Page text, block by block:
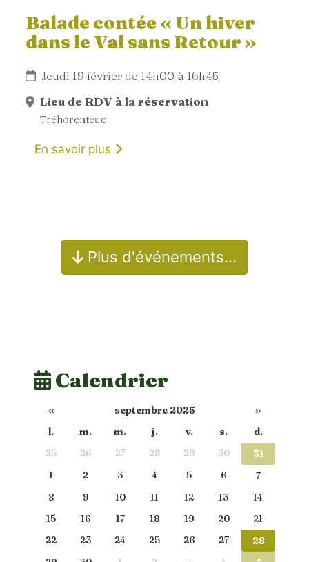
Balade contée « Un hiver
dans le Val sans Retour »
Jeudi 19 février de 14h00 à 16h45
Lieu de RDV à la réservation
Tréhorenteuc
En savoir plus
Plus d'événements…
Calendrier
« septembre 2025
»
l.
m. m. j. v. s.
d.
25
26 27 28 29 30
31
1
2 3 4 5 6
7
8
9 10 11 12 13
14
15
16 17 18 19 20
21
22
23 24 25 26 27
28